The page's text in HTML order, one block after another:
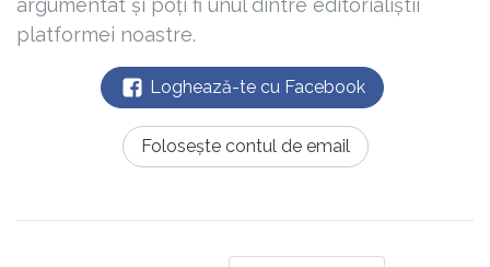
argumentat și poți fi unul dintre editorialiștii
platformei noastre.
Loghează-te cu Facebook
Folosește contul de email